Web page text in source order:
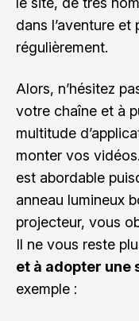
dans l’aventure
régulièrement.
Alors, n’hésitez
votre chaîne et à
multitude
monter vos
est abordable
anneau lumineux
projecteur, vous
Il ne vous reste
et à adopter une
exemple :